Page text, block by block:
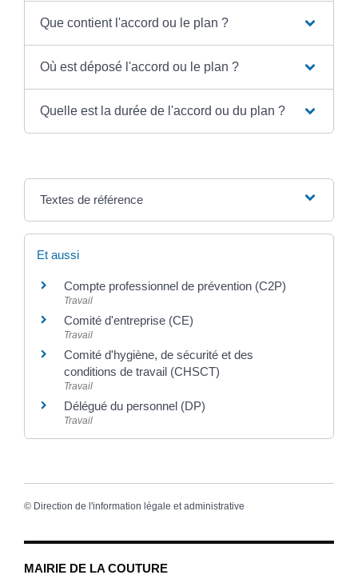
MAIRIE DE LA COUTURE
Que contient l'accord ou le plan ?
Où est déposé l'accord ou le plan ?
Quelle est la durée de l'accord ou du plan ?
Textes de référence
Et aussi
Compte professionnel de prévention (C2P)
Travail
Comité d'entreprise (CE)
Travail
Comité d'hygiène, de sécurité et des
conditions de travail (CHSCT)
Travail
Délégué du personnel (DP)
Travail
© Direction de l'information légale et administrative